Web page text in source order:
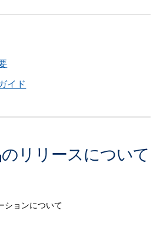
イド
リリースについて
ションについて